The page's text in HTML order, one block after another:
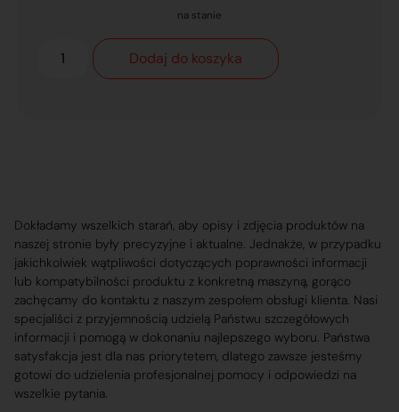
na stanie
Dodaj do koszyka
Dokładamy wszelkich starań, aby opisy i zdjęcia produktów na
naszej stronie były precyzyjne i aktualne. Jednakże, w przypadku
jakichkolwiek wątpliwości dotyczących poprawności informacji
lub kompatybilności produktu z konkretną maszyną, gorąco
zachęcamy do kontaktu z naszym zespołem obsługi klienta. Nasi
specjaliści z przyjemnością udzielą Państwu szczegółowych
informacji i pomogą w dokonaniu najlepszego wyboru. Państwa
satysfakcja jest dla nas priorytetem, dlatego zawsze jesteśmy
gotowi do udzielenia profesjonalnej pomocy i odpowiedzi na
wszelkie pytania.